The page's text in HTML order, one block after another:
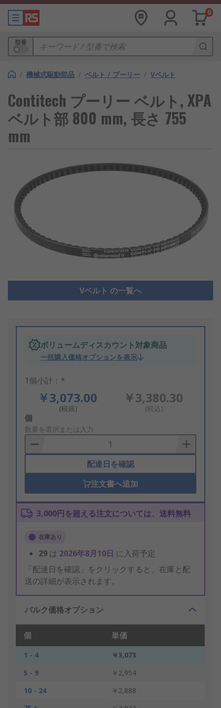
0
型番
/ 機械式駆動部品 / ベルト / プーリー / Vベルト
Contitech プーリー ベルト, XPA
ベルト部 800 mm, 長さ 755
mm
Vベルト の一覧へ
ボリュームディスカウント対象商品
一括購入価格オプションを表示
1個小計：*
￥3,073.00
(税抜)
￥3,380.30
(税込)
Add
to
Basket
個
数量を選択または入力
配達日を確認
注文書へ追加
3,000円を超える注文については、送料無料
在庫あり
29 は 2026年8月10日 に入荷予定
「配達日を確認」をクリックすると、在庫と配
送の詳細が表示されます。
バルク価格オプション
個 単価
1 - 4
￥3,073
5 - 9
￥2,954
10 - 24
￥2,888